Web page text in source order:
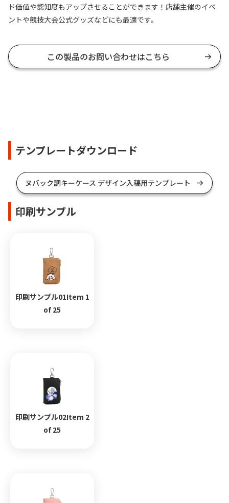
ド価値や認知度もアップさせることができます！店舗主催のイベ
ントや競技大会公式グッズなどにも最適です。
この製品のお問い合わせはこちら
テンプレートダウンロード
ヌバック調キーケース デザイン入稿用テンプレート
印刷サンプル
印刷サンプル01Item 1
of 25
印刷サンプル02Item 2
of 25